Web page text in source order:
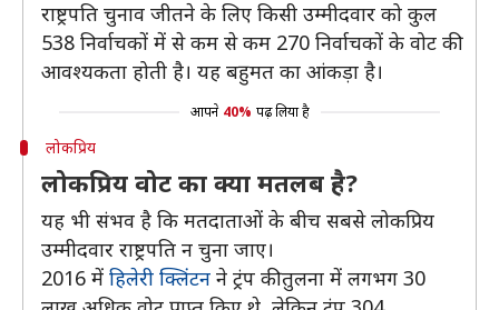
राष्ट्रपति चुनाव जीतने के लिए किसी उम्मीदवार को कुल
538 निर्वाचकों में से कम से कम 270 निर्वाचकों के वोट की
आवश्यकता होती है। यह बहुमत का आंकड़ा है।
आपने 40% पढ़ लिया है
लोकप्रिय
लोकप्रिय वोट का क्या मतलब है?
यह भी संभव है कि मतदाताओं के बीच सबसे लोकप्रिय
उम्मीदवार राष्ट्रपति न चुना जाए।
2016 में हिलेरी क्लिंटन ने ट्रंप की तुलना में लगभग 30